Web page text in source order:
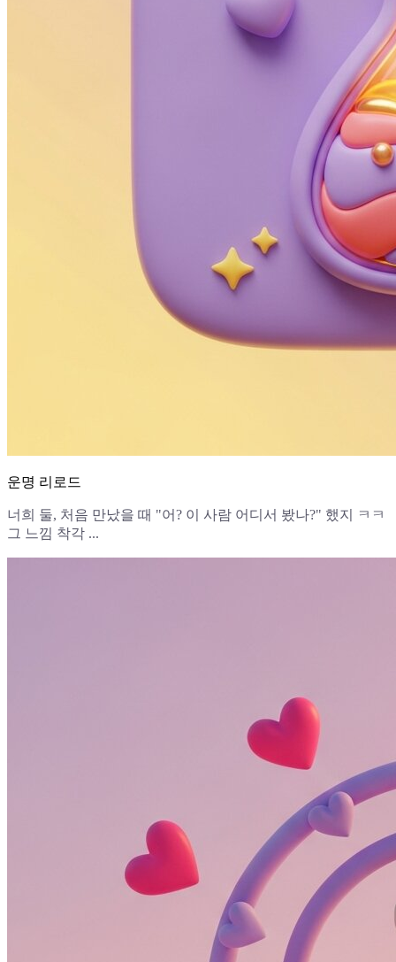
운명 리로드
너희 둘, 처음 만났을 때 "어? 이 사람 어디서 봤나?" 했지 ㅋㅋ
그 느낌 착각 ...